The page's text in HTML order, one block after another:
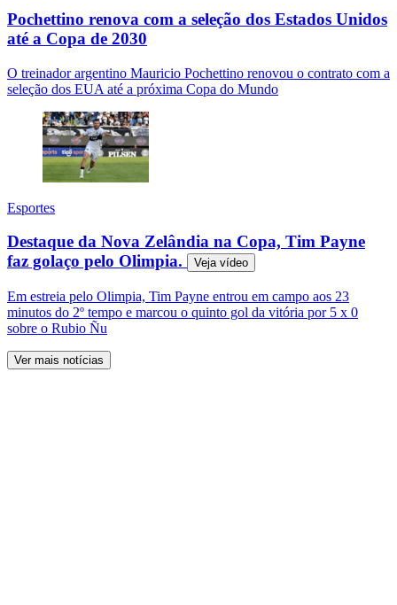
Pochettino renova com a seleção dos Estados Unidos
até a Copa de 2030
O treinador argentino Mauricio Pochettino renovou o contrato com a
seleção dos EUA até a próxima Copa do Mundo
Esportes
Destaque da Nova Zelândia na Copa, Tim Payne
faz golaço pelo Olimpia.
Veja vídeo
Em estreia pelo Olimpia, Tim Payne entrou em campo aos 23
minutos do 2º tempo e marcou o quinto gol da vitória por 5 x 0
sobre o Rubio Ñu
Ver mais notícias